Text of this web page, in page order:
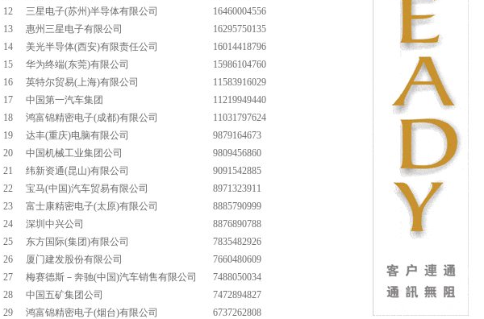
12
三星电子(苏州)半导体有限公司
16460004556
13
惠州三星电子有限公司
16295750135
14
美光半导体(西安)有限责任公司
16014418796
15
华为终端(东莞)有限公司
15986104760
16
英特尔贸易(上海)有限公司
11583916029
17
中国第一汽车集团
11219949440
18
鸿富锦精密电子(成都)有限公司
11031797624
19
达丰(重庆)电脑有限公司
9879164673
20
中国机械工业集团公司
9809456860
21
纬新资通(昆山)有限公司
9091542885
22
宝马(中国)汽车贸易有限公司
8971323911
23
富士康精密电子(太原)有限公司
8885790999
24
深圳中兴公司
8876890788
25
东方国际(集团)有限公司
7835482926
26
厦门建发股份有限公司
7660480609
27
梅赛德斯－奔驰(中国)汽车销售有限公司
7488050034
28
中国五矿集团公司
7472894827
29
鸿富锦精密电子(烟台)有限公司
6737262808